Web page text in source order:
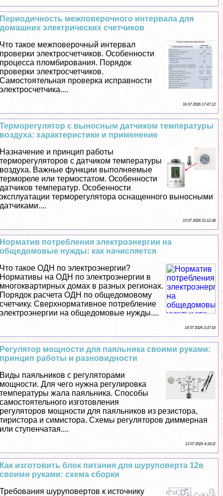
Периодичность межповерочного интервала для
домашних электрических счетчиков
Что такое межповерочный интервал
проверки электросчетчиков. Особенности
процесса пломбирования. Порядок
проверки электросчетчиков.
Самостоятельная проверка исправности
электросчетчика....
16 07 2026 17:47:12
Терморегулятор с выносным датчиком температуры
воздуха: хаpaктеристики и применение
Назначение и принцип работы
терморегуляторов с датчиком температуры
воздуха. Важные функции выполняемые
термореле или термостатом. Особенности
датчиков температур. Особенности
эксплуатации терморегулятора оснащенного выносными
датчиками....
15 07 2026 21:12:38
Норматив потрeбления электроэнергии на
общедомовые нужды: как начисляется
Что такое ОДН по электроэнергии?
Нормативы на ОДН по электроэнергии в
многоквартирных домах в разных регионах.
Порядок расчета ОДН по общедомовому
счетчику. Сверхнормативное потрeбление
электроэнергии на общедомовые нужды....
14 07 2026 3:37:16
Регулятор мощности для паяльника своими руками:
принцип работы и разновидности
Виды паяльников с регуляторами
мощности. Для чего нужна регулировка
температуры жала паяльника. Способы
самостоятельного изготовления
регуляторов мощности для паяльников из резистора,
тиристора и симистора. Схемы регуляторов диммерная
или ступенчатая....
13 07 2026 4:18:11
Как изготовить блок питания для шуруповерта 12в
своими руками: схема сборки
Требования шуруповертов к источнику